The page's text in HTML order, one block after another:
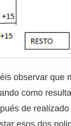
observar que
como
de
esos dos